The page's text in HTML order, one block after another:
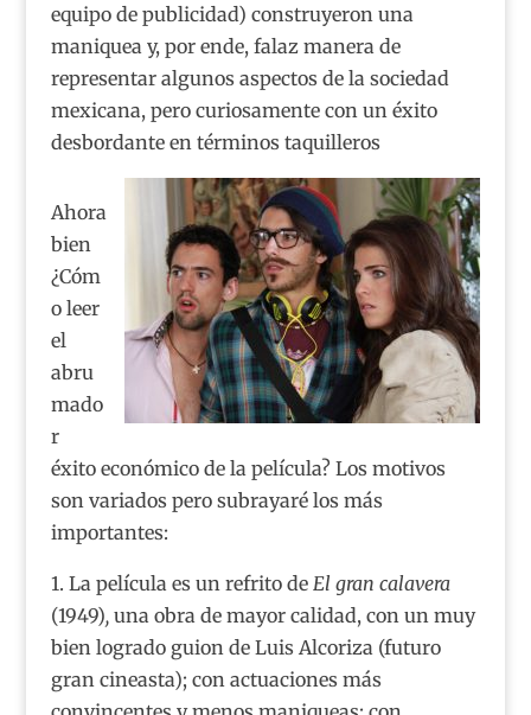
equipo de publicidad) construyeron una
maniquea y, por ende, falaz manera de
representar algunos aspectos de la sociedad
mexicana, pero curiosamente con un éxito
desbordante en términos taquilleros
Ahora
bien
¿Cóm
o leer
el
abru
mado
r
éxito económico de la película? Los motivos
son variados pero subrayaré los más
importantes:
1. La película es un refrito de El gran calavera
(1949), una obra de mayor calidad, con un muy
bien logrado guion de Luis Alcoriza (futuro
gran cineasta); con actuaciones más